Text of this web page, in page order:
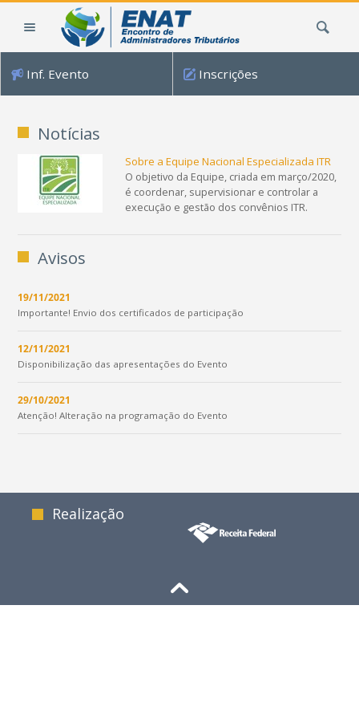
Inf. Evento Inscrições
Notícias
Sobre a Equipe Nacional Especializada ITR
O objetivo da Equipe, criada em março/2020,
é coordenar, supervisionar e controlar a
execução e gestão dos convênios ITR.
Avisos
19/11/2021
Importante! Envio dos certificados de participação
12/11/2021
Disponibilização das apresentações do Evento
29/10/2021
Atenção! Alteração na programação do Evento
Realização